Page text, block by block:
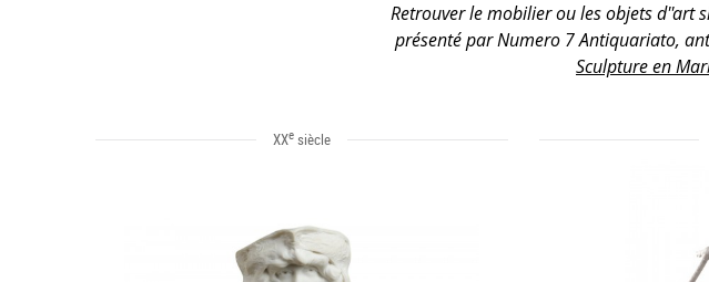
Retrouver le mobilier ou les objets d''art
présenté par Numero 7 Antiquariato,
Sculpture en
XXe siècle